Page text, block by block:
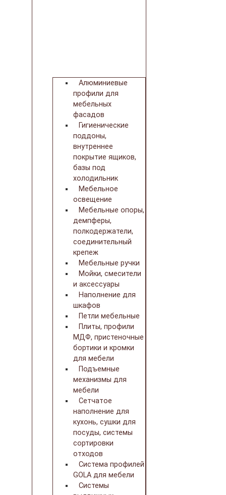
Алюминиевые
профили для
мебельных
фасадов
Гигиенические
поддоны,
внутреннее
покрытие ящиков,
базы под
холодильник
Мебельное
освещение
Мебельные опоры,
демпферы,
полкодержатели,
соединительный
крепеж
Мебельные ручки
Мойки, смесители
и аксессуары
Наполнение для
шкафов
Петли мебельные
Плиты, профили
МДФ, пристеночные
бортики и кромки
для мебели
Подъемные
механизмы для
мебели
Сетчатое
наполнение для
кухонь, сушки для
посуды, системы
сортировки
отходов
Система профилей
GOLA для мебели
Системы